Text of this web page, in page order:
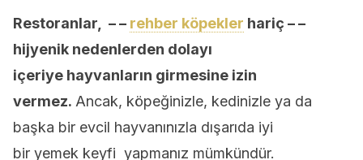
Restoranlar , – – rehber köpekler hariç – –
hijyenik nedenlerden dolayı
içeriye hayvanların girmesine izin
vermez. Ancak, köpeğinizle, kedinizle ya da
başka bir evcil hayvanınızla dışarıda iyi
bir yemek keyfi yapmanız mümkündür.